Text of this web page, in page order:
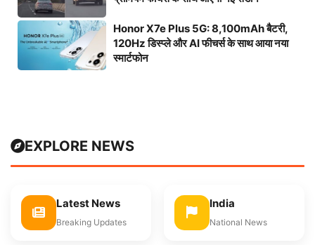
Honor X7e Plus 5G: 8,100mAh बैटरी,
120Hz डिस्प्ले और AI फीचर्स के साथ आया नया
स्मार्टफोन
EXPLORE NEWS
Latest News
Breaking Updates
India
National News